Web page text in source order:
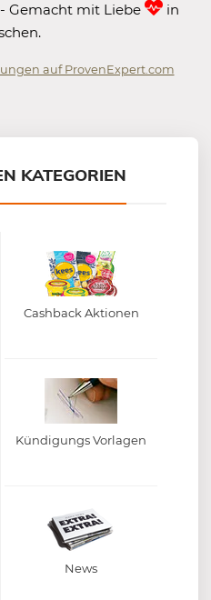
Gemacht mit Liebe
in
auf ProvenExpert.com
KATEGORIEN
Cashback Aktionen
Kündigungs Vorlagen
News